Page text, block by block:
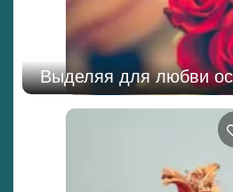
Выделяя для любви